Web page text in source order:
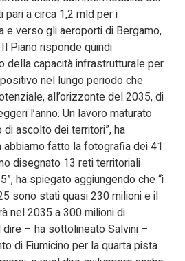
a circa 1,2 mld per i
e verso gli aeroporti di Bergamo,
Piano risponde quindi
della capacità infrastrutturale per
nel lungo periodo che
all’orizzonte del 2035, di
l’anno. Un lavoro maturato
ascolto dei territori”, ha
abbiamo fatto la fotografia dei 41
disegnato 13 reti territoriali
ha spiegato aggiungendo che “i
sono stati quasi 230 milioni e il
nel 2035 a 300 milioni di
– ha sottolineato Salvini –
di Fiumicino per la quarta pista